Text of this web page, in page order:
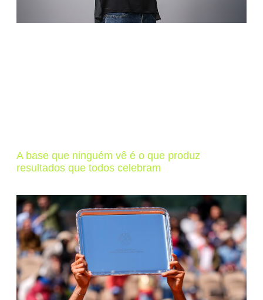
A base que ninguém vê é o que produz
resultados que todos celebram